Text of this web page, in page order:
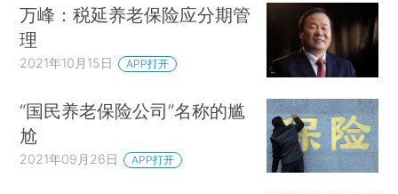
万峰：税延养老保险应分期管
理
2021年10月15日 APP打开
“国民养老保险公司”名称的尴
尬
2021年09月26日 APP打开